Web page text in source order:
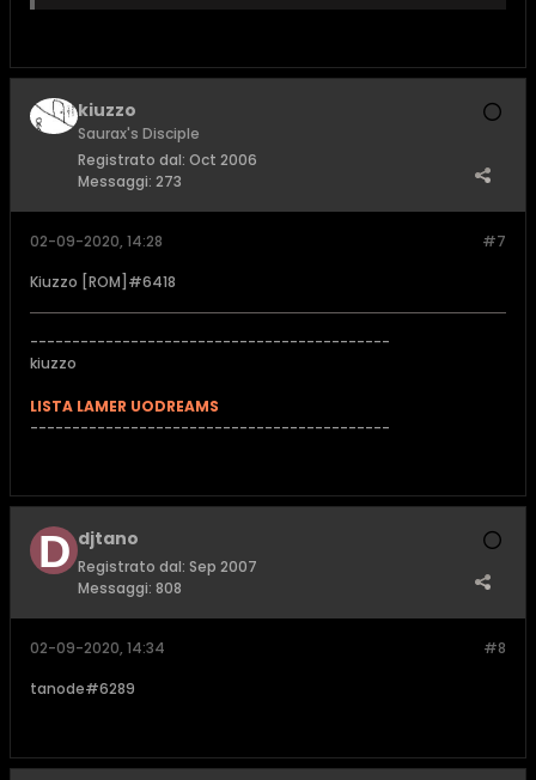
kiuzzo
Saurax's Disciple
Registrato dal: Oct 2006
Messaggi: 273
#7
02-09-2020, 14:28
Kiuzzo [ROM]#6418
-------------------------------------------
kiuzzo
LISTA LAMER UODREAMS
-------------------------------------------
djtano
Registrato dal: Sep 2007
Messaggi: 808
#8
02-09-2020, 14:34
tanode#6289